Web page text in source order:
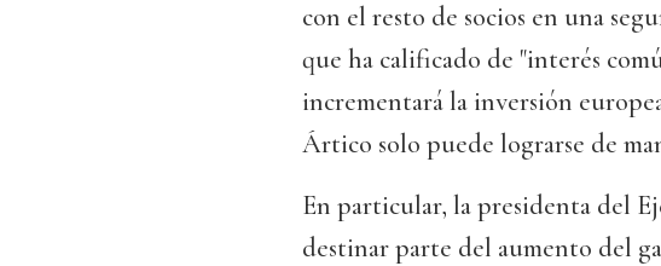
con el resto de socios en una
que ha calificado de "interés
incrementará la inversión
Ártico solo puede lograrse de
En particular, la presidenta del
destinar parte del aumento del